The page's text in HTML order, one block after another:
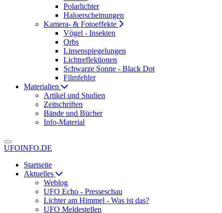
Polarlichter
Haloerscheinungen
Kamera- & Fotoeffekte
Vögel - Insekten
Orbs
Linsenspiegelungen
Lichtreflektionen
Schwarze Sonne - Black Dot
Filmfehler
Materialien
Artikel und Studien
Zeitschriften
Bände und Bücher
Info-Material
UFOINFO.DE
Startseite
Aktuelles
Weblog
UFO Echo - Presseschau
Lichter am Himmel - Was ist das?
UFO Meldestellen